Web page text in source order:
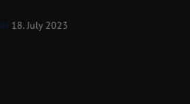
18. July 2023